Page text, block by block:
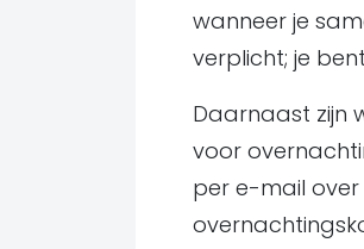
wanneer je
verplicht; je
Daarnaast zijn
voor
per e-mail